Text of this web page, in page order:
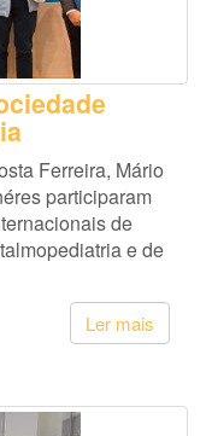
Ferreira, Mário
participaram
de
e de
Ler mais